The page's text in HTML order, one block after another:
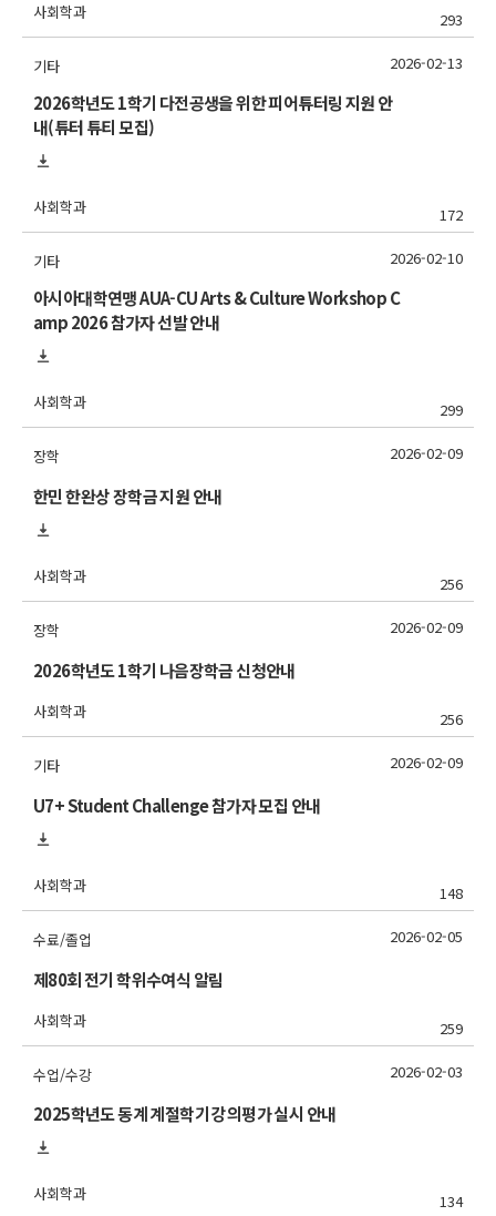
사회학과 293
기타
2026학년도 1학기 다전공생을 위한 피어튜터링 지원 안
내(튜터 튜티 모집)
사회학과 172
2026-02-13
기타
아시아대학연맹 AUA-CU Arts & Culture Workshop C
amp 2026 참가자 선발 안내
사회학과 299
2026-02-10
장학
한민 한완상 장학금 지원 안내
사회학과 256
2026-02-09
장학
2026학년도 1학기 나음장학금 신청안내
사회학과 256
2026-02-09
기타
U7+ Student Challenge 참가자 모집 안내
사회학과 148
2026-02-09
수료/졸업
제80회 전기 학위수여식 알림
사회학과 259
2026-02-05
수업/수강
2025학년도 동계 계절학기 강의평가 실시 안내
사회학과 134
2026-02-03